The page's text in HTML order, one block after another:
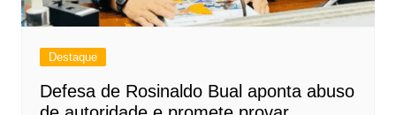
Destaque
Defesa de Rosinaldo Bual aponta abuso